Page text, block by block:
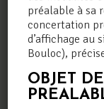
Les champs
Votre adresse
préalable à sa
concertation
d’affichage au
Bouloc),
OBJET